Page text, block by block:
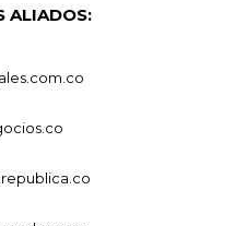
ALIADOS: